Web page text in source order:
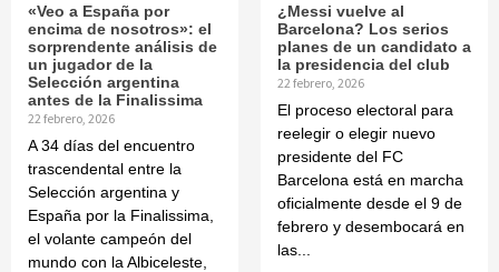
«Veo a España por
encima de nosotros»: el
sorprendente análisis de
un jugador de la
Selección argentina
antes de la Finalissima
22 febrero, 2026
A 34 días del encuentro
trascendental entre la
Selección argentina y
España por la Finalissima,
el volante campeón del
mundo con la Albiceleste,
¿Messi vuelve al
Barcelona? Los serios
planes de un candidato a
la presidencia del club
22 febrero, 2026
El proceso electoral para
reelegir o elegir nuevo
presidente del FC
Barcelona está en marcha
oficialmente desde el 9 de
febrero y desembocará en
las...